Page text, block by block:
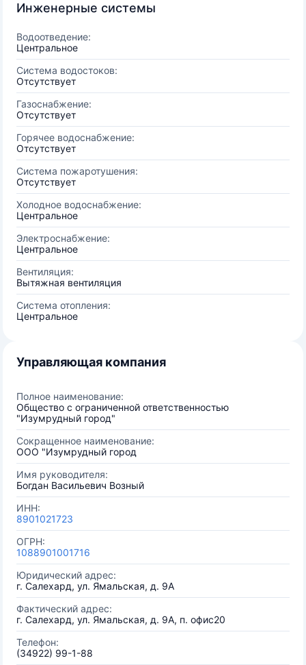
Инженерные системы
Водоотведение:
Центральное
Система водостоков:
Отсутствует
Газоснабжение:
Отсутствует
Горячее водоснабжение:
Отсутствует
Система пожаротушения:
Отсутствует
Холодное водоснабжение:
Центральное
Электроснабжение:
Центральное
Вентиляция:
Вытяжная вентиляция
Система отопления:
Центральное
Управляющая компания
Полное наименование:
Общество с ограниченной ответственностью
"Изумрудный город"
Сокращенное наименование:
ООО "Изумрудный город
Имя руководителя:
Богдан Васильевич Возный
ИНН:
8901021723
ОГРН:
1088901001716
Юридический адрес:
г. Салехард, ул. Ямальская, д. 9А
Фактический адрес:
г. Салехард, ул. Ямальская, д. 9А, п. офис20
Телефон:
(34922) 99-1-88